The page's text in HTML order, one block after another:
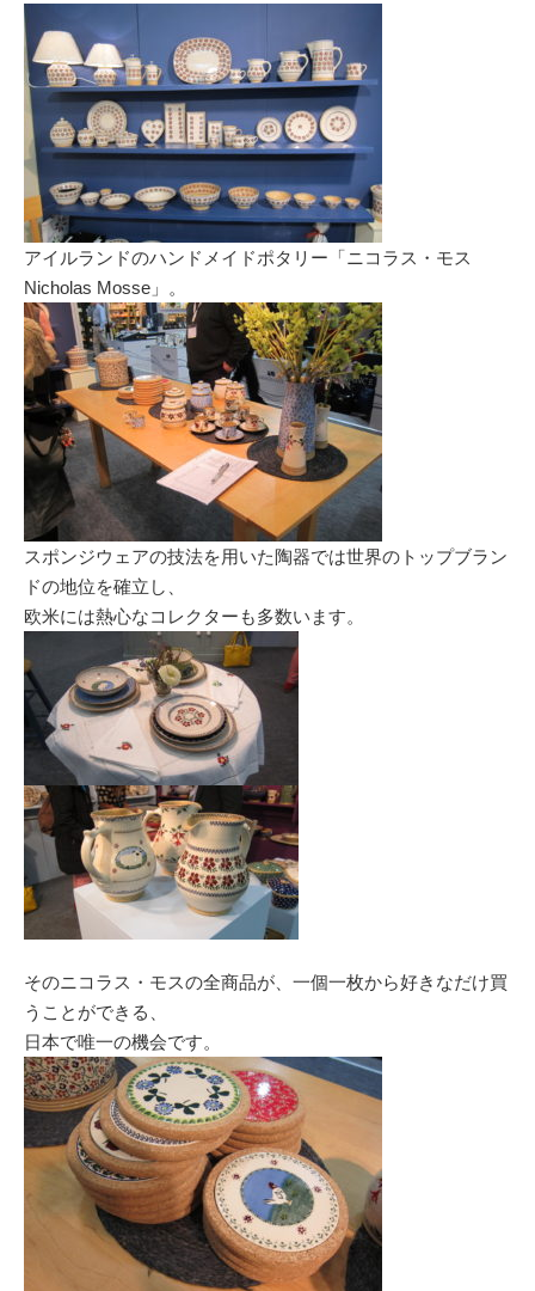
アイルランドのハンドメイドポタリー「ニコラス・モス
Nicholas Mosse」。
スポンジウェアの技法を用いた陶器では世界のトップブラン
ドの地位を確立し、
欧米には熱心なコレクターも多数います。
そのニコラス・モスの全商品が、一個一枚から好きなだけ買
うことができる、
日本で唯一の機会です。